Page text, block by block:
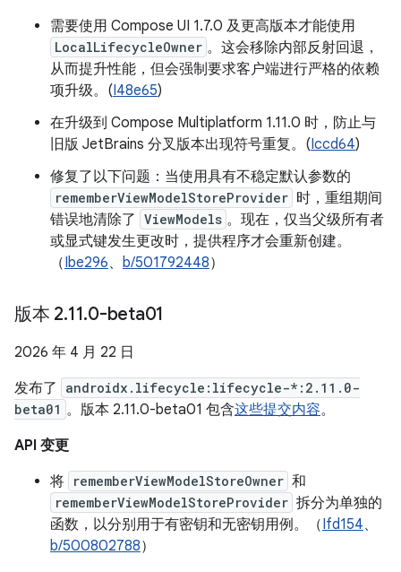
需要使用 Compose UI 1.7.0 及更高版本才能使用
LocalLifecycleOwner 。这会移除内部反射回退，
从而提升性能，但会强制要求客户端进行严格的依赖
项升级。(I48e65)
在升级到 Compose Multiplatform 1.11.0 时，防止与
旧版 JetBrains 分叉版本出现符号重复。(Iccd64)
修复了以下问题：当使用具有不稳定默认参数的
rememberViewModelStoreProvider 时，重组期间
错误地清除了 ViewModels 。现在，仅当父级所有者
或显式键发生更改时，提供程序才会重新创建。
（Ibe296、 b/501792448）
版本 2.11.0-beta01
2026 年 4 月 22 日
发布了
androidx.lifecycle:lifecycle-*:2.11.0-
beta01 。版本 2.11.0-beta01 包含这些提交内容。
API 变更
将 rememberViewModelStoreOwner 和
rememberViewModelStoreProvider 拆分为单独的
函数，以分别用于有密钥和无密钥用例。（Ifd154、
b/500802788）